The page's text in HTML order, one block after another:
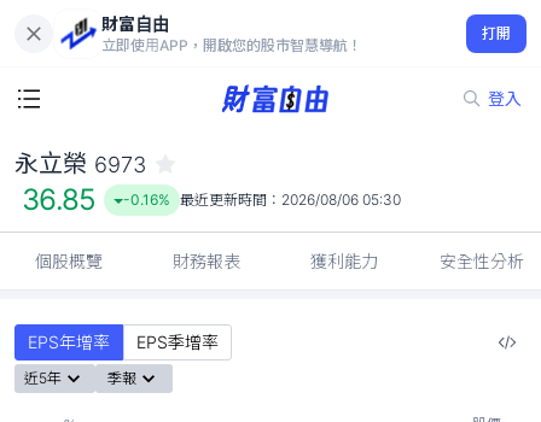
財富自由
立即使用APP，開啟您的股市智慧導航！
打開
登入
36.85
-0.16%
永立榮 6973
36.85 -0.16% 最近更新時間： 2026/08/06 05:30
個股概覽 財務報表 獲利能力 安全性分析
EPS年增率 EPS季增率
近5年 季報